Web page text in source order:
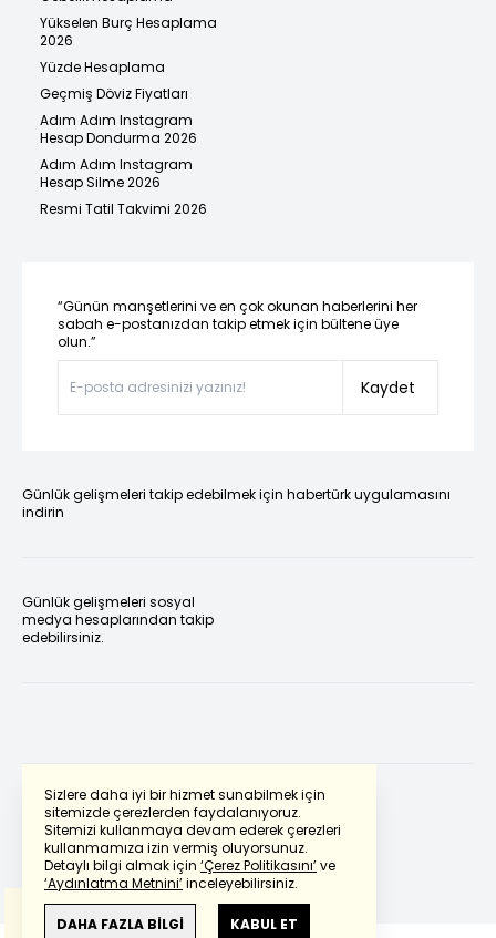
Sizlere daha iyi bir hizmet sunabilmek için
sitemizde çerezlerden faydalanıyoruz.
Sitemizi kullanmaya devam ederek çerezleri
kullanmamıza izin vermiş oluyorsunuz.
Detaylı bilgi almak için ‘Çerez Politikasını’ve
‘Aydınlatma Metnini’inceleyebilirsiniz.
DAHA FAZLA BİLGİ KABUL ET
Yükselen Burç Hesaplama
2026
Yüzde Hesaplama
Geçmiş Döviz Fiyatları
Adım Adım Instagram
Hesap Dondurma 2026
Adım Adım Instagram
Hesap Silme 2026
Resmi Tatil Takvimi 2026
“Günün manşetlerini ve en çok okunan haberlerini her
sabah e-postanızdan takip etmek için bültene üye
olun.”
Kaydet
Günlük gelişmeleri takip edebilmek için habertürk uygulamasını
indirin
Günlük gelişmeleri sosyal
medya hesaplarından takip
edebilirsiniz.
Powered by Translate
Bu çevirideGoogle Transletekullanılmıştır.
Anlam ve çeviri hatalarından
haberturk.com